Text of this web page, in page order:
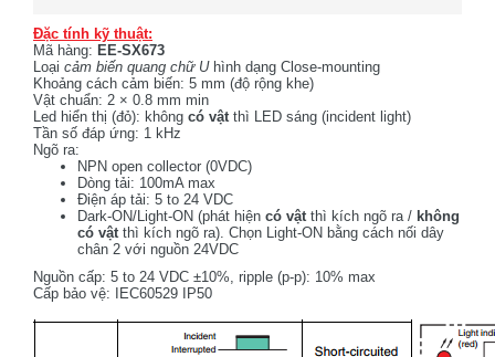
Đặc tính kỹ thuật:
Mã hàng: EE-SX673
Loại cảm biến quang chữ Uhình dạng Close-mounting
Khoảng cách cảm biến: 5 mm (độ rộng khe)
Vật chuẩn: 2 × 0.8 mm min
Led hiển thị (đỏ): không có vật thì LED sáng (incident light)
Tần số đáp ứng: 1 kHz
Ngõ ra:
NPN open collector (0VDC)
Dòng tải: 100mA max
Điện áp tải: 5 to 24 VDC
Dark-ON/Light-ON (phát hiện có vậtthì kích ngõ ra / không
có vậtthì kích ngõ ra). Chọn Light-ON bằng cách nối dây
chân 2 với nguồn 24VDC
Nguồn cấp: 5 to 24 VDC ±10%, ripple (p-p): 10% max
Cấp bảo vệ: IEC60529 IP50